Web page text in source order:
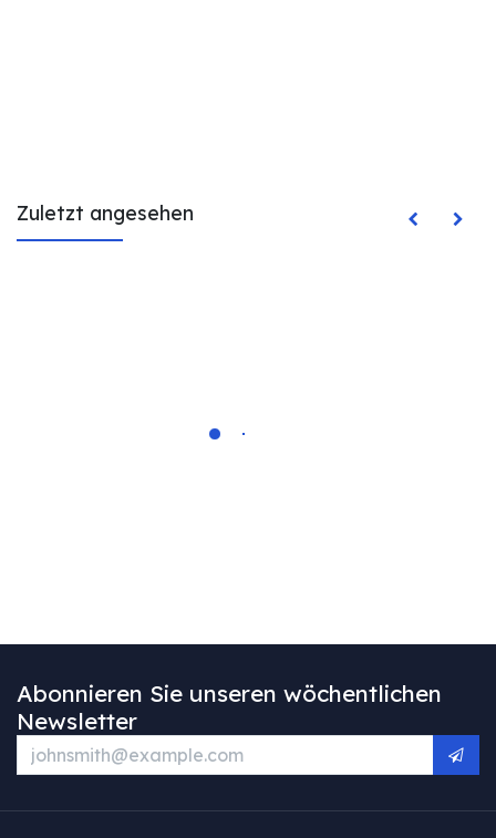
Zuletzt angesehen
Abonnieren Sie unseren wöchentlichen
Newsletter